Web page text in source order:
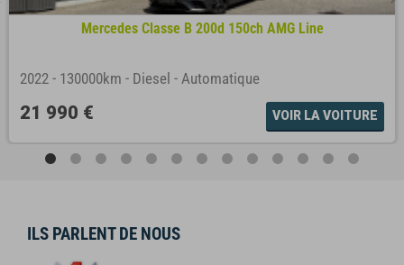
Mercedes Classe B 200d 150ch AMG Line
2022 - 130000km - Diesel - Automatique
21 990 € VOIR LA VOITURE
ILS PARLENT DE NOUS